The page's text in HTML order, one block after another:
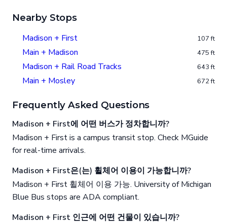
Nearby Stops
Madison + First 107 ft
Main + Madison 475 ft
Madison + Rail Road Tracks 643 ft
Main + Mosley 672 ft
Frequently Asked Questions
Madison + First에 어떤 버스가 정차합니까?
Madison + First is a campus transit stop. Check MGuide
for real-time arrivals.
Madison + First은(는) 휠체어 이용이 가능합니까?
Madison + First 휠체어 이용 가능. University of Michigan
Blue Bus stops are ADA compliant.
Madison + First 인근에 어떤 건물이 있습니까?